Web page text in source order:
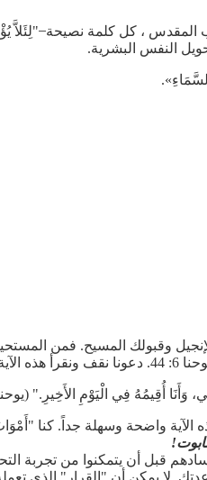
النفس البشرية.
وقبولك المسيح. فمن
عالٍ.
أُقِيمُهُ فِي الْيَوْمِ الأَخِيرِ." (يوحنا 6:
واضحة وسهلة جداً. كنا "أَمْوَاتٌ
قبل أن يتمكنوا من تجربة
لا يمكن أن "القرار" الذي